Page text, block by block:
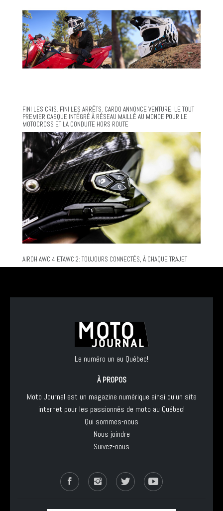
FINI LES CRIS. FINI LES ARRÊTS. CARDO ANNONCE VENTURE, LE TOUT
PREMIER CASQUE INTÉGRÉ À RÉSEAU MAILLÉ AU MONDE POUR LE
MOTOCROSS ET LA CONDUITE HORS ROUTE
AIROH AWC 4 ETAWC 2: TOUJOURS CONNECTÉS, À CHAQUE TRAJET
Le numéro un au Québec!
À PROPOS
Moto Journal est un magazine numérique ainsi qu'un site
internet pour les passionnés de moto au Québec!
Qui sommes-nous
Nous joindre
Suivez-nous